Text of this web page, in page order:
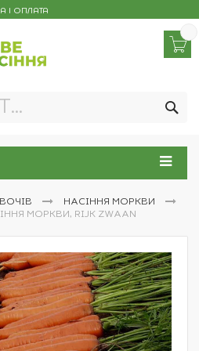
І ОПЛАТА
НАСІННЯ МОРКВИ
МОРКВИ, RIJK ZWAAN